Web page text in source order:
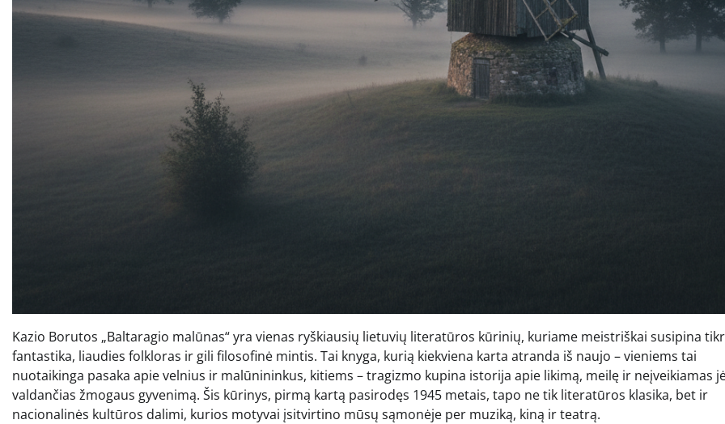
Kazio Borutos „Baltaragio malūnas“ yra vienas ryškiausių lietuvių literatūros kūrinių, kuriame meistriškai susipina
fantastika, liaudies folkloras ir gili filosofinė mintis. Tai knyga, kurią kiekviena karta atranda iš naujo – vieniems tai
nuotaikinga pasaka apie velnius ir malūnininkus, kitiems – tragizmo kupina istorija apie likimą, meilę ir neįveikiamas
valdančias žmogaus gyvenimą. Šis kūrinys, pirmą kartą pasirodęs 1945 metais, tapo ne tik literatūros klasika, bet ir
nacionalinės kultūros dalimi, kurios motyvai įsitvirtino mūsų sąmonėje per muziką, kiną ir teatrą.